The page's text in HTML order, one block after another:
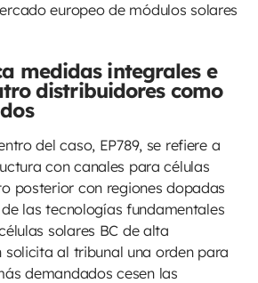
europeo de módulos solares
medidas integrales e
distribuidores como
del caso, EP789, se refiere a
con canales para células
posterior con regiones dopadas
las tecnologías fundamentales
solares BC de alta
solicita al tribunal una orden para
demandados cesen las